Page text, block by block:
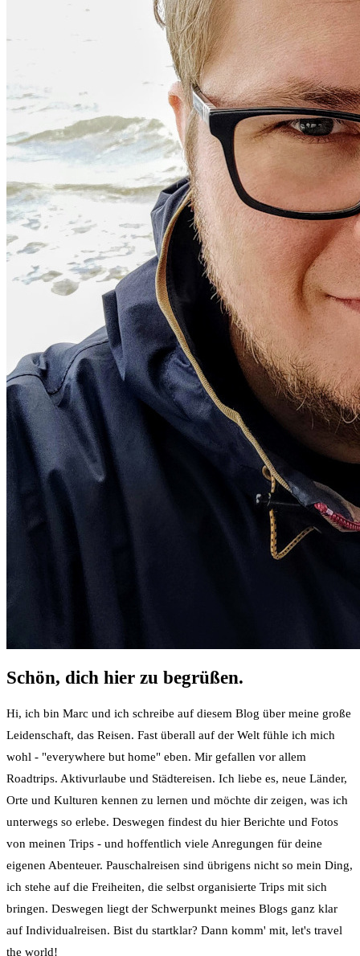
Schön, dich hier zu begrüßen.
Hi, ich bin Marc und ich schreibe auf diesem Blog über meine große
Leidenschaft, das Reisen. Fast überall auf der Welt fühle ich mich
wohl - "everywhere but home" eben. Mir gefallen vor allem
Roadtrips. Aktivurlaube und Städtereisen. Ich liebe es, neue Länder,
Orte und Kulturen kennen zu lernen und möchte dir zeigen, was ich
unterwegs so erlebe. Deswegen findest du hier Berichte und Fotos
von meinen Trips - und hoffentlich viele Anregungen für deine
eigenen Abenteuer. Pauschalreisen sind übrigens nicht so mein Ding,
ich stehe auf die Freiheiten, die selbst organisierte Trips mit sich
bringen. Deswegen liegt der Schwerpunkt meines Blogs ganz klar
auf Individualreisen. Bist du startklar? Dann komm' mit, let's travel
the world!